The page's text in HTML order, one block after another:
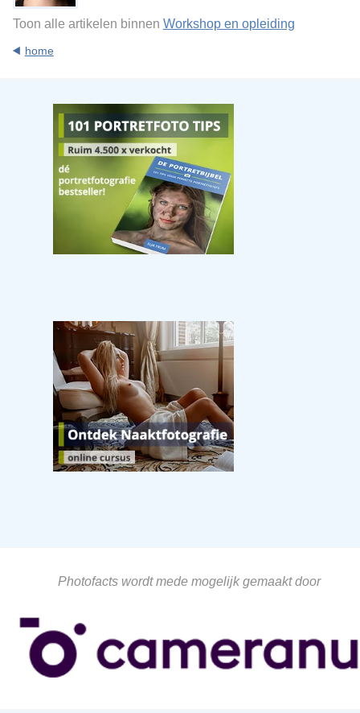
Toon alle artikelen binnen Workshop en opleiding
home
Photofacts wordt mede mogelijk gemaakt door